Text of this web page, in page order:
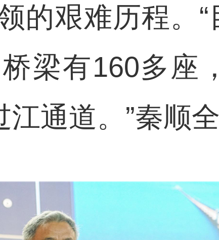
的艰难历程。“
梁有160多座
通道。”秦顺